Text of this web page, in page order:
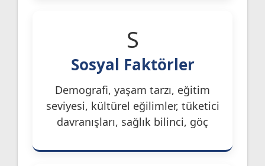
S
Sosyal Faktörler
Demografi, yaşam tarzı, eğitim
seviyesi, kültürel eğilimler, tüketici
davranışları, sağlık bilinci, göç